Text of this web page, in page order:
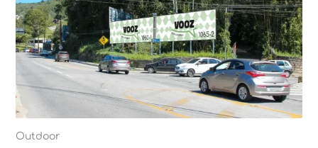
Outdoor